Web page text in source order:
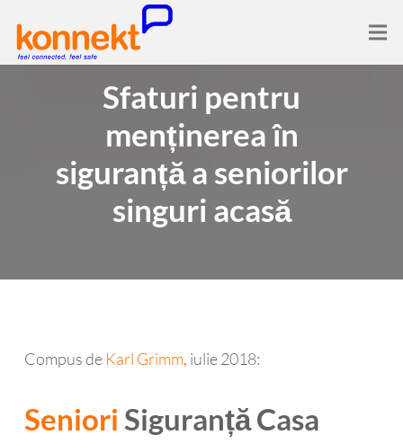
Sfaturi pentru
menținerea în
siguranță a seniorilor
singuri acasă
Compus de Karl Grimm, iulie 2018:
Seniori Siguranță Casa